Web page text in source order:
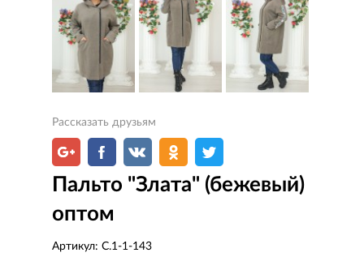
Рассказать друзьям
Пальто "Злата" (бежевый)
оптом
Артикул: С.1-1-143